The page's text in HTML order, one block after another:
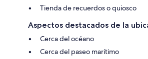
Tienda de recuerdos o quiosco
Aspectos destacados de la
Cerca del océano
Cerca del paseo marítimo